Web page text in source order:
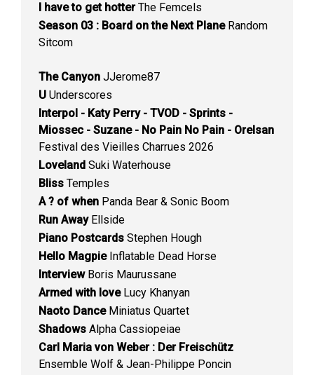
I have to get hotterThe Femcels
Season 03 : Board on the Next PlaneRandom
Sitcom
The Canyon JJerome87
U Underscores
Interpol - Katy Perry - TVOD - Sprints -
Miossec - Suzane - No Pain No Pain - Orelsan
Festival des Vieilles Charrues 2026
Loveland Suki Waterhouse
Bliss Temples
A ? of when Panda Bear & Sonic Boom
Run AwayEllside
Piano Postcards Stephen Hough
Hello MagpieInflatable Dead Horse
InterviewBoris Maurussane
Armed with loveLucy Khanyan
Naoto DanceMiniatus Quartet
Shadows Alpha Cassiopeiae
Carl Maria von Weber : Der Freischütz
Ensemble Wolf & Jean-Philippe Poncin